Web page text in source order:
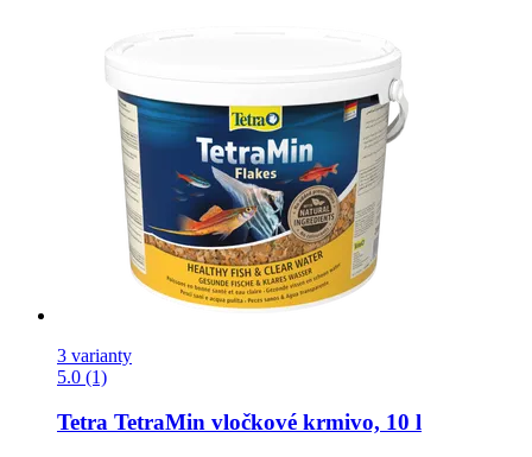
3 varianty
5.0 (1)
Tetra TetraMin vločkové krmivo, 10 l